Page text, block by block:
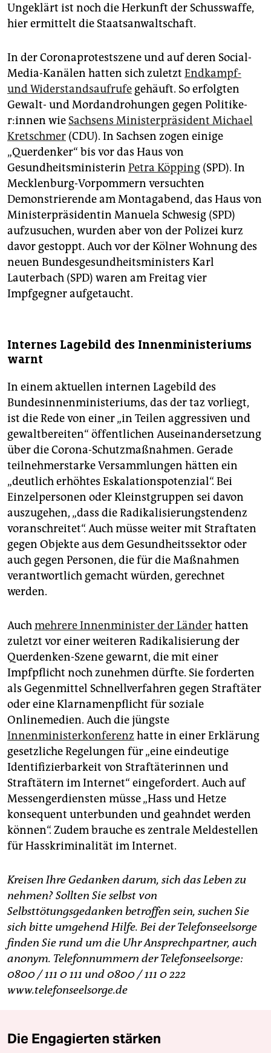
Ungeklärt ist noch die Herkunft der Schusswaffe,
hier ermittelt die Staatsanwaltschaft.
In der Coronaprotestszene und auf deren Social-
Media-Kanälen hatten sich zuletzt Endkampf-
und Widerstandsaufrufe gehäuft. So erfolgten
Gewalt- und Mordandrohungen gegen Po­li­ti­ke­
r:in­nen wie Sachsens Ministerpräsident Michael
Kretschmer (CDU). In Sachsen zogen einige
„Querdenker“ bis vor das Haus von
Gesundheitsministerin Petra Köpping (SPD). In
Mecklenburg-Vorpommern versuchten
Demonstrierende am Montagabend, das Haus von
Ministerpräsidentin Manuela Schwesig (SPD)
aufzusuchen, wurden aber von der Polizei kurz
davor gestoppt. Auch vor der Kölner Wohnung des
neuen Bundesgesundheitsministers Karl
Lauterbach (SPD) waren am Freitag vier
Impfgegner aufgetaucht.
Internes Lagebild des Innenministeriums
warnt
In einem aktuellen internen Lagebild des
Bundesinnenministeriums, das der taz vorliegt,
ist die Rede von einer „in Teilen aggressiven und
gewaltbereiten“ öffentlichen Auseinandersetzung
über die Corona-Schutzmaßnahmen. Gerade
teilnehmerstarke Versammlungen hätten ein
„deutlich erhöhtes Eskalationspotenzial“. Bei
Einzelpersonen oder Kleinstgruppen sei davon
auszugehen, „dass die Radikalisierungstendenz
voranschreitet“. Auch müsse weiter mit Straftaten
gegen Objekte aus dem Gesundheitssektor oder
auch gegen Personen, die für die Maßnahmen
verantwortlich gemacht würden, gerechnet
werden.
Auchmehrere Innenminister der Länderhatten
zuletzt vor einer weiteren Radikalisierung der
Querdenken-Szene gewarnt, die mit einer
Impfpflicht noch zunehmen dürfte. Sie forderten
als Gegenmittel Schnellverfahren gegen Straftäter
oder eine Klarnamenpflicht für soziale
Onlinemedien. Auch die jüngste
Innenministerkonferenz hatte in einer Erklärung
gesetzliche Regelungen für „eine eindeutige
Identifizierbarkeit von Straftäterinnen und
Straftätern im Internet“ eingefordert. Auch auf
Messengerdiensten müsse „Hass und Hetze
konsequent unterbunden und geahndet werden
können“. Zudem brauche es zentrale Meldestellen
für Hasskriminalität im Internet.
Kreisen Ihre Gedanken darum, sich das Leben zu
nehmen? Sollten Sie selbst von
Selbsttötungsgedanken betroffen sein, suchen Sie
sich bitte umgehend Hilfe. Bei der Telefonseelsorge
finden Sie rund um die Uhr Ansprechpartner, auch
anonym. Telefonnummern der Telefonseelsorge:
0800 / 111 0 111 und 0800 / 111 0 222
www.telefonseelsorge.de
Die Engagierten stärken